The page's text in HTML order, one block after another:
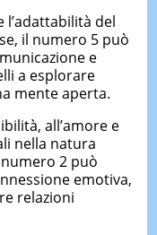
del
il numero 5 può
e
a esplorare
mente aperta.
all’amore e
nella natura
2 può
emotiva,
relazioni